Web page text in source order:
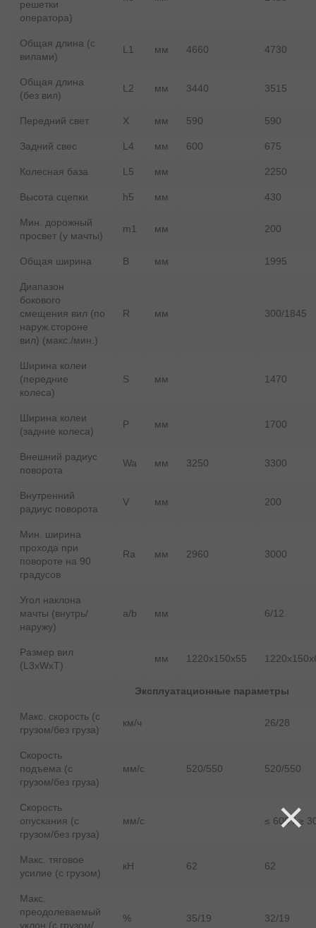
решетки
оператора)
Общая длина (с
вилами)
L1 мм 4660 4730
Общая длина
(без вил)
L2 мм 3440 3515
Передний свет X мм 590 590
Задний свес L4 мм 600 675
Колесная база L5 мм 2250
Высота сцепки h5 мм 430
Мин. дорожный
просвет (у мачты)
m1 мм 200
Общая ширина B мм 1995
Диапазон
бокового
смещения вил (по
наруж.стороне
вил) (макс./мин.)
R мм 300/1845
Ширина колеи
(передние
колеса)
S мм 1470
Ширина колеи
(задние колеса)
P мм 1700
Внешний радиус
поворота
Wa мм 3250 3300
Внутренний
радиус поворота
V мм 200
Мин. ширина
прохода при
повороте на 90
градусов
Ra мм 2960 3000
Угол наклона
мачты (внутрь/
наружу)
a/b мм 6/12
Размер вил
(L3xWxT)
мм 1220x150x55
Эксплуатационные параметры
Макс. скорость (с
грузом/без груза)
км/ч 26/28
Скорость
подъема (с
грузом/без груза)
мм/с 520/550 520/550
Скорость
опускания (с
грузом/без груза)
мм/с ≤ 600 / ≥
Макс. тяговое
усилие (с грузом)
кН 62 62
Макс.
преодолеваемый
уклон (с грузом/
% 35/19 32/19
×